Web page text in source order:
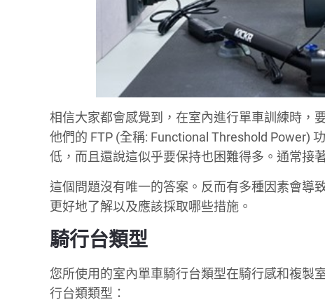
相信大家都會感覺到，在室內進行單車訓練時，
他們的 FTP (全稱: Functional Threshold Power)
低，而且還說這似乎要保持也困難得多。通常接
這個問題沒有唯一的答案。反而有多種因素會導
更好地了解以及應該採取哪些措施。
騎行台類型
您所使用的室內單車騎行台類型在騎行感和複製
行台類類型：